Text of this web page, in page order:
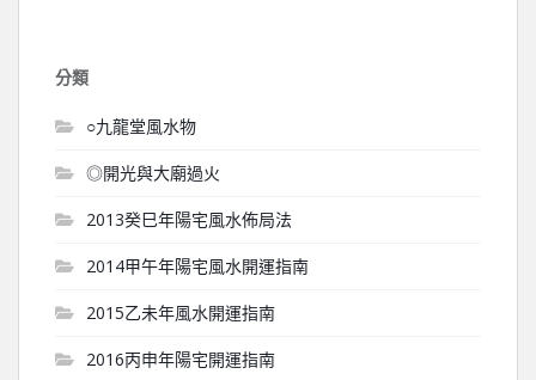
分類
○九龍堂風水物
◎開光與大廟過火
2013癸巳年陽宅風水佈局法
2014甲午年陽宅風水開運指南
2015乙未年風水開運指南
2016丙申年陽宅開運指南